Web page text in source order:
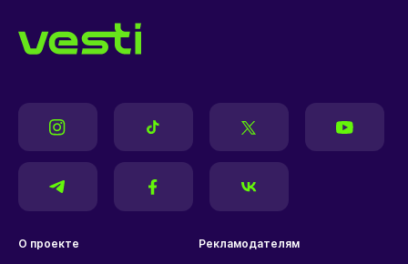
О проекте Рекламодателям